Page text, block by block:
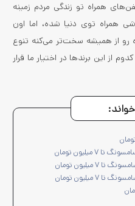
همراه تو زندگی مردم زمینه
همراه توی دنیا شده، اما اون
رو از همیشه سخت‌تر می‌کنه تنوع
از این برندها در اختیار ما قرار